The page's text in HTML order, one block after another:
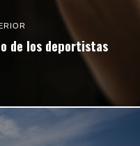
de los deportistas